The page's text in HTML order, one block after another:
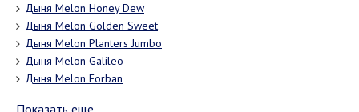
Дыня Melon Honey Dew
Дыня Melon Golden Sweet
Дыня Melon Planters Jumbo
Дыня Melon Galileo
Дыня Melon Forban